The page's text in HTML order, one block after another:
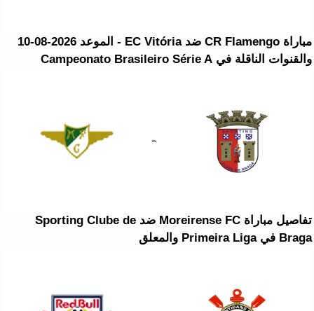
مباراة CR Flamengo ضد EC Vitória - الموعد 2026-08-10
والقنوات الناقلة في Campeonato Brasileiro Série A
تفاصيل مباراة Moreirense FC ضد Sporting Clube de
Braga في Primeira Liga والمعلق